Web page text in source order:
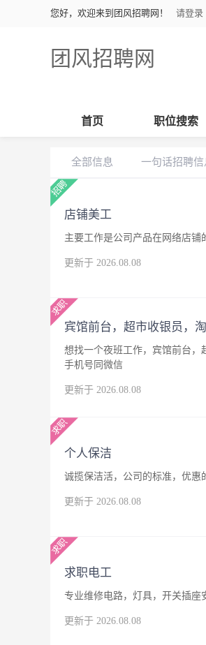
您好，欢迎来到团风招聘网！ 请登录
团风招聘网
首页 职位搜索
全部信息 一句话招聘信
店铺美工
主要工作是公司产品在网络店铺
更新于 2026.08.08
宾馆前台，超市收银员，
想找一个夜班工作，宾馆前台，
手机号同微信
更新于 2026.08.08
个人保洁
诚揽保洁活，公司的标准，优惠
更新于 2026.08.08
求职电工
专业维修电路，灯具，开关插座
更新于 2026.08.08